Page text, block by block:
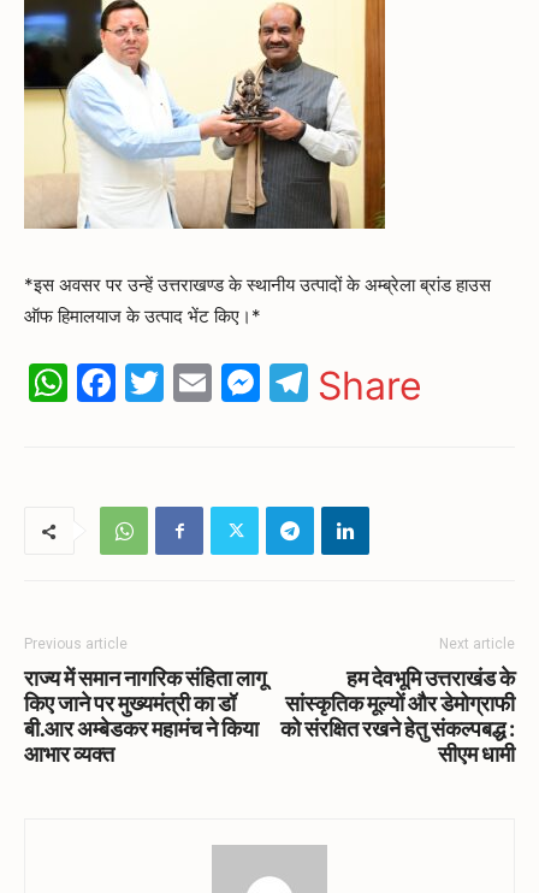
*इस अवसर पर उन्हें उत्तराखण्ड के स्थानीय उत्पादों के अम्ब्रेला ब्रांड हाउस
ऑफ हिमालयाज के उत्पाद भेंट किए।*
WhatsApp
Facebook
Twitter
EmailMessenger
Telegram
Share
Previous article
राज्य में समान नागरिक संहिता लागू
किए जाने पर मुख्यमंत्री का डॉ
बी.आर अम्बेडकर महामंच ने किया
आभार व्यक्त
Next article
हम देवभूमि उत्तराखंड के
सांस्कृतिक मूल्यों और डेमोग्राफी
को संरक्षित रखने हेतु संकल्पबद्ध :
सीएम धामी